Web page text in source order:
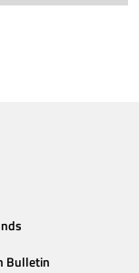
Bulletin